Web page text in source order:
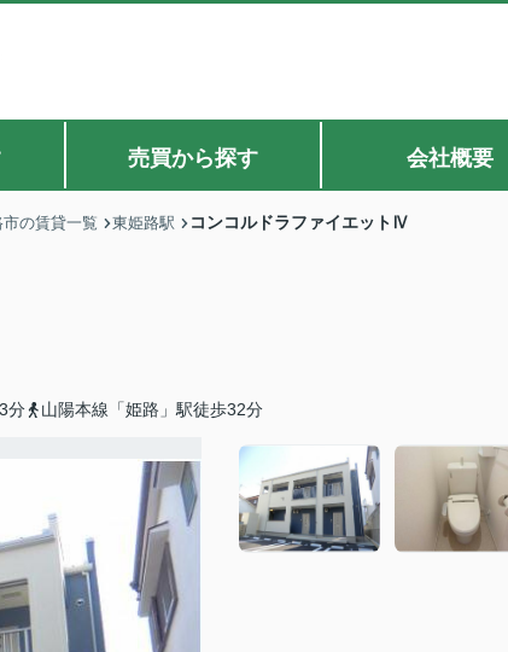
売買から探す 会社概要
市の賃貸一覧 東姫路駅 コンコルドラファイエットⅣ
分 山陽本線「姫路」駅徒歩32分